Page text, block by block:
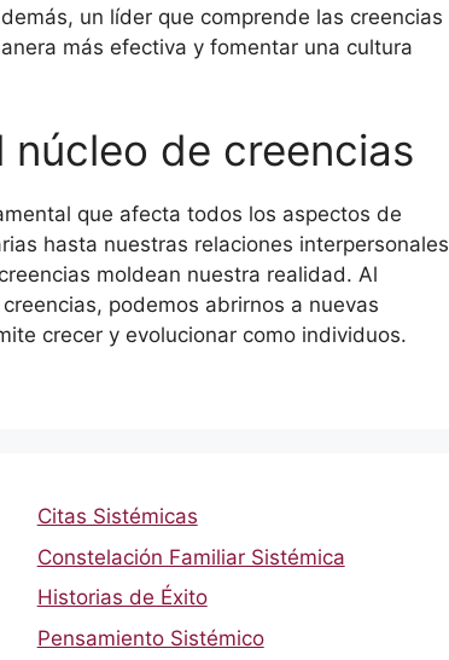
un líder que comprende las creencias
más efectiva y fomentar una cultura
núcleo de creencias
que afecta todos los aspectos de
hasta nuestras relaciones interpersonales
moldean nuestra realidad. Al
podemos abrirnos a nuevas
crecer y evolucionar como individuos.
Citas Sistémicas
Constelación Familiar Sistémica
Historias de Éxito
Pensamiento Sistémico